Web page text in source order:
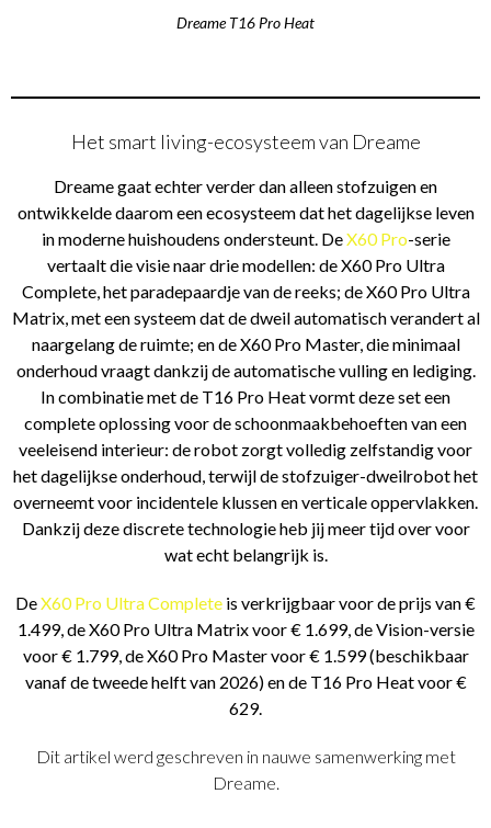
Dreame T16 Pro Heat
Het smart living-ecosysteem van Dreame
Dreame gaat echter verder dan alleen stofzuigen en
ontwikkelde daarom een ecosysteem dat het dagelijkse leven
in moderne huishoudens ondersteunt. DeX60 Pro-serie
vertaalt die visie naar drie modellen: de X60 Pro Ultra
Complete, het paradepaardje van de reeks; de X60 Pro Ultra
Matrix, met een systeem dat de dweil automatisch verandert al
naargelang de ruimte; en de X60 Pro Master, die minimaal
onderhoud vraagt dankzij de automatische vulling en lediging.
In combinatie met de T16 Pro Heat vormt deze set een
complete oplossing voor de schoonmaakbehoeften van een
veeleisend interieur: de robot zorgt volledig zelfstandig voor
het dagelijkse onderhoud, terwijl de stofzuiger-dweilrobot het
overneemt voor incidentele klussen en verticale oppervlakken.
Dankzij deze discrete technologie heb jij meer tijd over voor
wat echt belangrijk is.
DeX60 Pro Ultra Complete is verkrijgbaar voor de prijs van €
1.499, de X60 Pro Ultra Matrix voor € 1.699, de Vision-versie
voor € 1.799, de X60 Pro Master voor € 1.599 (beschikbaar
vanaf de tweede helft van 2026) en de T16 Pro Heat voor €
629.
Dit artikel werd geschreven in nauwe samenwerking met
Dreame.